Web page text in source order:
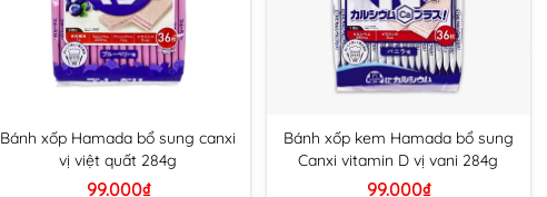
Bánh xốp Hamada bổ sung canxi
vị việt quất 284g
99.000₫
Bánh xốp kem Hamada bổ sung
Canxi vitamin D vị vani 284g
99.000₫